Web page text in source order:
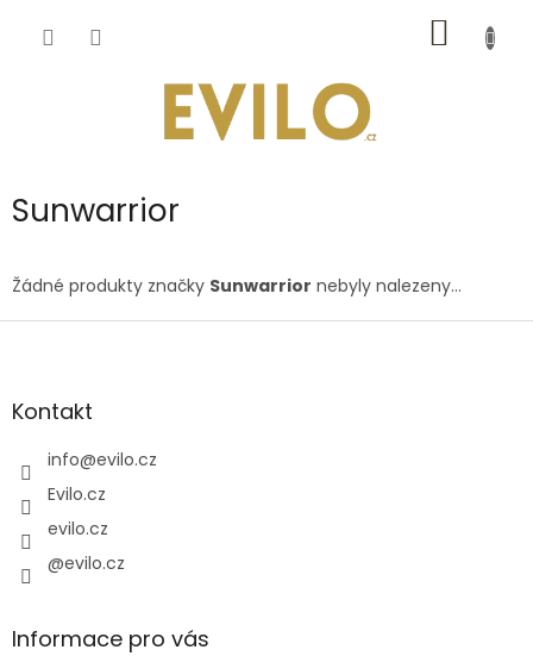
KOŠÍK
Sunwarrior
Žádné produkty značky Sunwarrior nebyly nalezeny...
Z
aKontakt
info@evilo.cz
Evilo.cz
evilo.cz
@evilo.cz
Informace pro vás